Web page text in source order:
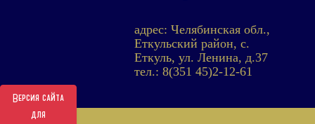
Версия сайта
для
адрес: Челябинская обл.,
Еткульский район, с.
Еткуль, ул. Ленина, д.37
тел.: 8(351 45)2-12-61